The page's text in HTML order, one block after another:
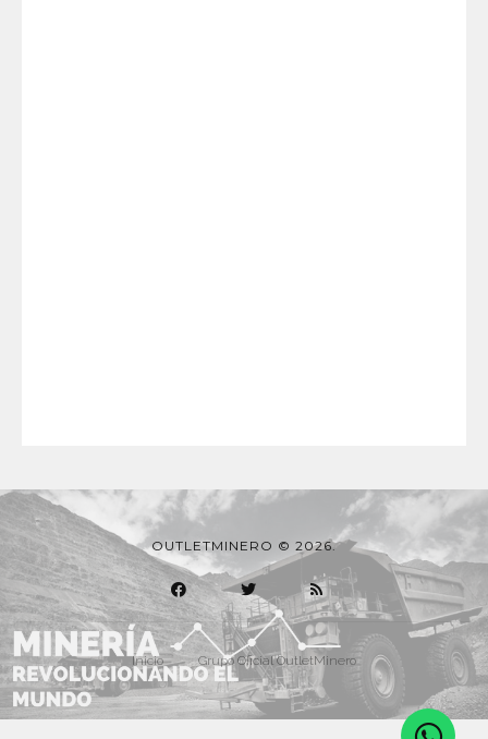
OUTLETMINERO © 2026.
Inicio Grupo Oficial OutletMinero